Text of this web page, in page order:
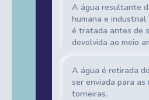
A água resultante
humana e
é tratada antes de
devolvida ao meio
A água é retirada
ser enviada para as
torneiras.